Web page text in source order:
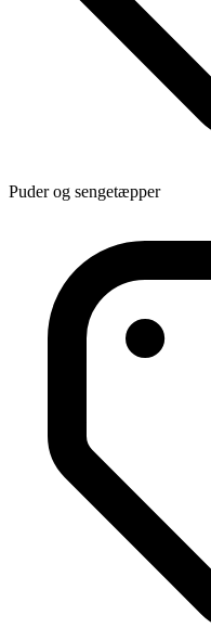
Puder og sengetæpper